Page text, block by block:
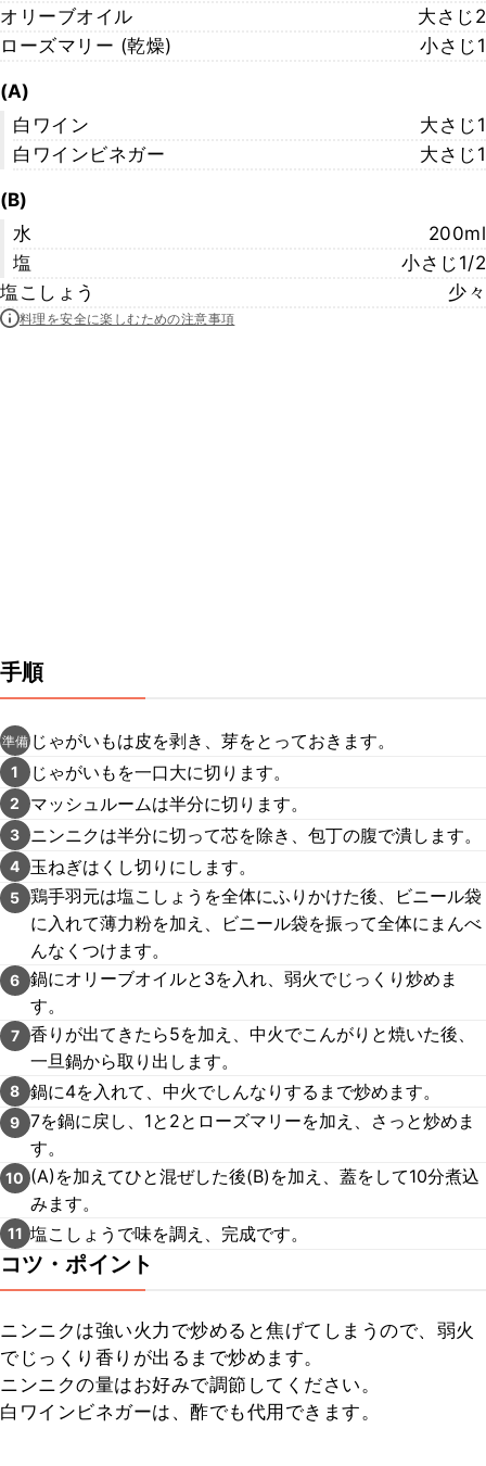
オリーブオイル
大さじ2
ローズマリー (乾燥)
小さじ1
(A)
白ワイン
大さじ1
白ワインビネガー
大さじ1
(B)
水
200ml
塩
小さじ1/2
塩こしょう
少々
料理を安全に楽しむための注意事項
手順
準備 じゃがいもは皮を剥き、芽をとっておきます。
1 じゃがいもを一口大に切ります。
2 マッシュルームは半分に切ります。
3 ニンニクは半分に切って芯を除き、包丁の腹で潰します。
4 玉ねぎはくし切りにします。
5 鶏手羽元は塩こしょうを全体にふりかけた後、ビニール袋
に入れて薄力粉を加え、ビニール袋を振って全体にまんべ
んなくつけます。
6 鍋にオリーブオイルと3を入れ、弱火でじっくり炒めま
す。
7 香りが出てきたら5を加え、中火でこんがりと焼いた後、
一旦鍋から取り出します。
8 鍋に4を入れて、中火でしんなりするまで炒めます。
9 7を鍋に戻し、1と2とローズマリーを加え、さっと炒めま
す。
10 (A)を加えてひと混ぜした後(B)を加え、蓋をして10分煮込
みます。
11 塩こしょうで味を調え、完成です。
コツ・ポイント
ニンニクは強い火力で炒めると焦げてしまうので、弱火
でじっくり香りが出るまで炒めます。
ニンニクの量はお好みで調節してください。
白ワインビネガーは、酢でも代用できます。